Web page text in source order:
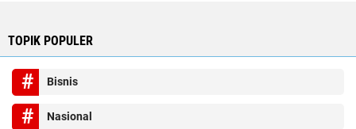
TOPIK POPULER
Bisnis
Nasional